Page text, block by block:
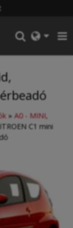
» A0 - MINI,
C1 mini